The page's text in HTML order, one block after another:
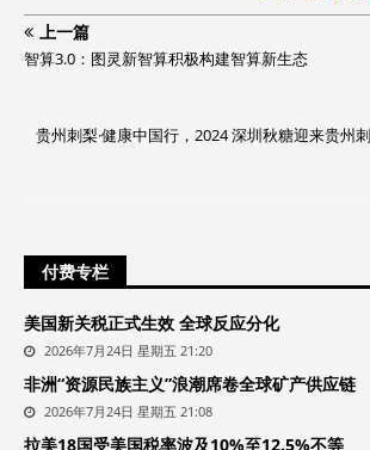
上一篇
智算3.0：图灵新智算积极构建智算新生态
贵州刺梨·健康中国行，2024 深圳秋糖迎来贵州
付费专栏
美国新关税正式生效 全球反应分化
2026年7月24日 星期五 21:20
非洲“资源民族主义”浪潮席卷全球矿产供应链
2026年7月24日 星期五 21:08
拉美18国受美国税率波及10%至12.5%不等